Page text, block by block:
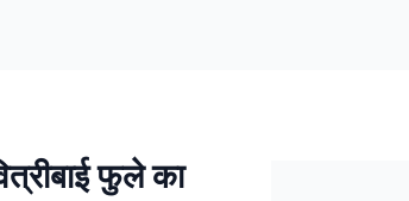
फुले का